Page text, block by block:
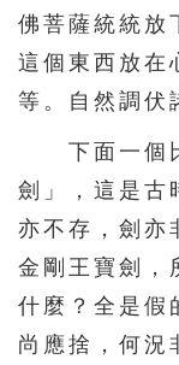
佛菩薩統統放
這個東西放在
等。自然調伏
下面一個比
劍」，這是古
亦不存，劍亦
金剛王寶劍，
什麼？全是假
尚應捨，何況